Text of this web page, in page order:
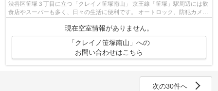
渋谷区笹塚３丁目に立つ「クレイノ笹塚南山」 京王線「笹塚」駅周辺には飲
食店やスーパーも多く、日々の生活に便利です。 オートロック、防犯カメラ
現在空室情報がありません。
「クレイノ笹塚南山」への
お問い合わせはこちら
次の30件へ